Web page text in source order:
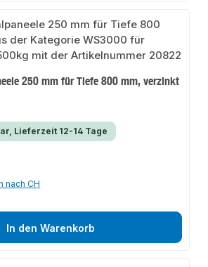
250 mm für Tiefe 800 mm, verzinkt
Lieferzeit 12-14 Tage
nach CH
In den Warenkorb